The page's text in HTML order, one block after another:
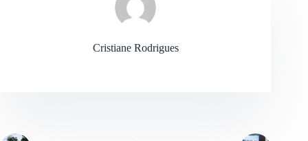
Cristiane Rodrigues